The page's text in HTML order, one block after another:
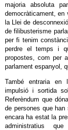
majoria absoluta
democràticament, en
la Llei de
de filibusterisme
per fi tenim
perdre el temps i
propostes, com per
parlament espanyol,
També entraria en
impulsió i sortida
Referèndum que
de persones que
encara ha estat la
administratius